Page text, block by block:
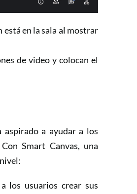
en la sala al mostrar
de video y colocan el
aspirado a ayudar a los
Smart Canvas, una
los usuarios crear sus